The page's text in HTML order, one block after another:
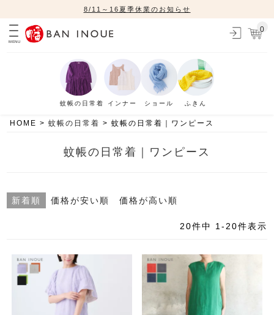
8/11～16夏季休業のお知らせ
MENU
0
蚊帳の日常着 インナー ショール ふきん
HOME 蚊帳の日常着 蚊帳の日常着｜ワンピース
蚊帳の日常着｜ワンピース
新着順 価格が安い順 価格が高い順
20件中 1 - 20件表示